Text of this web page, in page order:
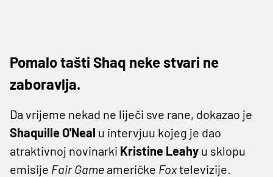
Pomalo tašti Shaq neke stvari ne
zaboravlja.
Da vrijeme nekad ne liječi sve rane, dokazao je
Shaquille O'Neal u intervjuu kojeg je dao
atraktivnoj novinarki Kristine Leahy u sklopu
emisije Fair Game američke Foxtelevizije.